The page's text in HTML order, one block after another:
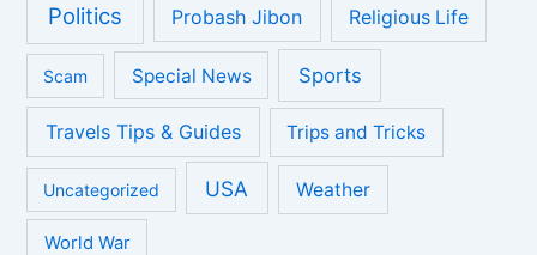
Politics Probash Jibon Religious Life
Scam Special News Sports
Travels Tips & Guides Trips and Tricks
Uncategorized USA Weather
World War